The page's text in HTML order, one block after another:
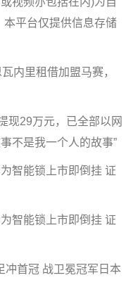
本平台仅提供信息存储
里租借加盟马赛，
29万元，已全部以网
不是我一个人的故事”
智能锁上市即倒挂 证
智能锁上市即倒挂 证
首冠 战卫冕冠军日本